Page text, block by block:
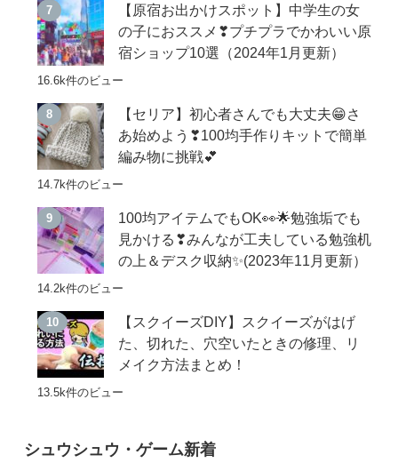
【原宿お出かけスポット】中学生の女
の子におススメ❣プチプラでかわいい原
宿ショップ10選（2024年1月更新）
16.6k件のビュー
【セリア】初心者さんでも大丈夫😁さ
あ始めよう❣100均手作りキットで簡単
編み物に挑戦💕
14.7k件のビュー
100均アイテムでもOK👀🌟勉強垢でも
見かける❣みんなが工夫している勉強机
の上＆デスク収納✨(2023年11月更新）
14.2k件のビュー
【スクイーズDIY】スクイーズがはげ
た、切れた、穴空いたときの修理、リ
メイク方法まとめ！
13.5k件のビュー
シュウシュウ・ゲーム新着